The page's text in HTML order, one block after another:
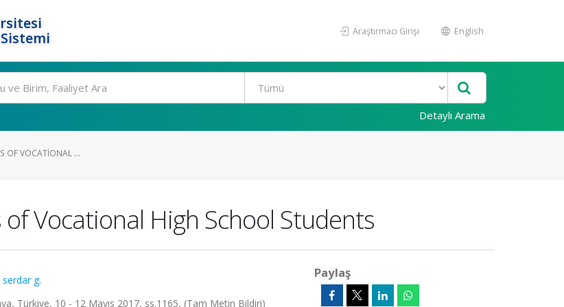
Araştırmacı Girişi English
Detaylı Arama
OF VOCATIONAL ...
Vocational High School Students
serdar g.
Türkiye, 10 - 12 Mayıs 2017, ss.1165, (Tam Metin Bildiri)
Paylaş